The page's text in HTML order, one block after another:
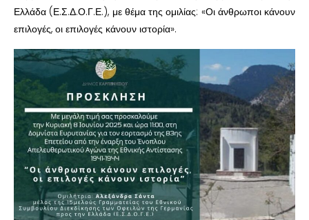
Ελλάδα (Ε.Σ.Δ.Ο.Γ.Ε.), με θέμα της ομιλίας: «Οι άνθρωποι κάνουν
επιλογές, οι επιλογές κάνουν ιστορία».